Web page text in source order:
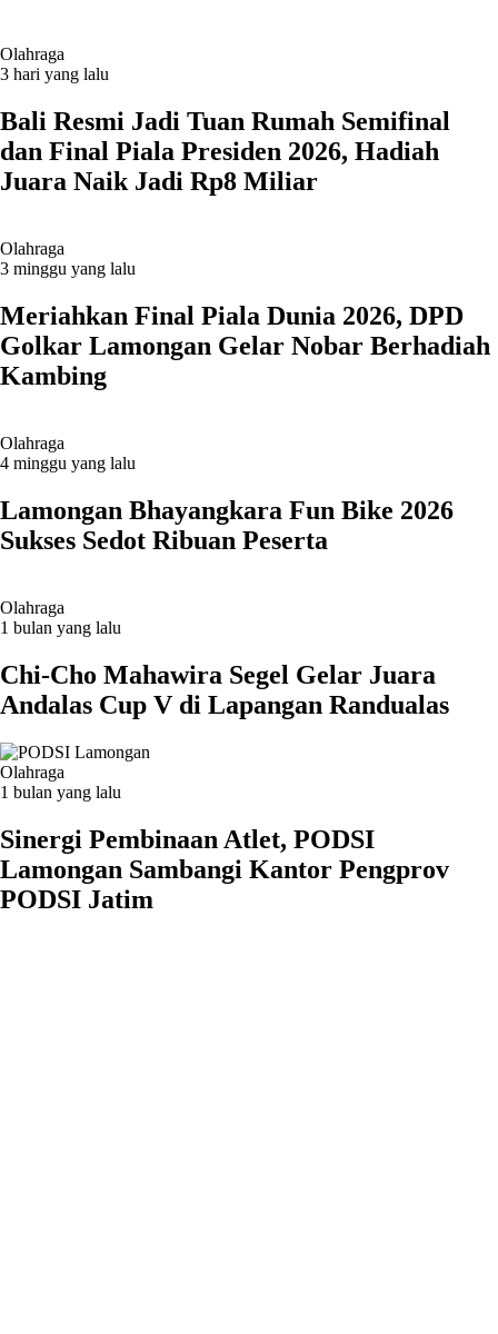
Olahraga
3 hari yang lalu
Bali Resmi Jadi Tuan Rumah Semifinal
dan Final Piala Presiden 2026, Hadiah
Juara Naik Jadi Rp8 Miliar
Olahraga
3 minggu yang lalu
Meriahkan Final Piala Dunia 2026, DPD
Golkar Lamongan Gelar Nobar Berhadiah
Kambing
Olahraga
4 minggu yang lalu
Lamongan Bhayangkara Fun Bike 2026
Sukses Sedot Ribuan Peserta
Olahraga
1 bulan yang lalu
Chi-Cho Mahawira Segel Gelar Juara
Andalas Cup V di Lapangan Randualas
Olahraga
1 bulan yang lalu
Sinergi Pembinaan Atlet, PODSI
Lamongan Sambangi Kantor Pengprov
PODSI Jatim